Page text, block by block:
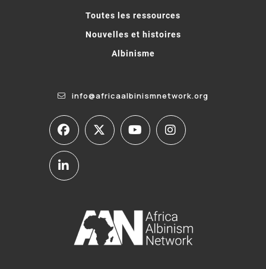
Toutes les ressources
Nouvelles et histoires
Albinisme
info@africaalbinismnetwork.org